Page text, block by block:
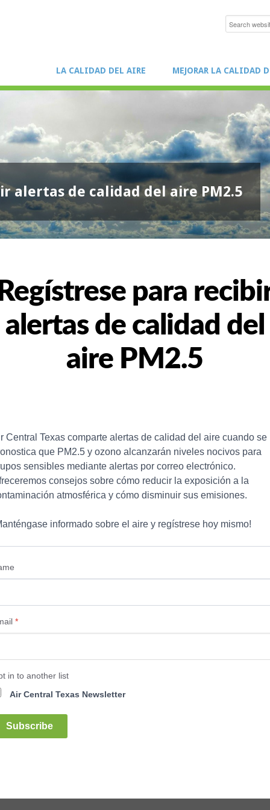
LA CALIDAD DEL AIRE MEJORAR LA CALIDAD
alertas de calidad del aire PM2.5
Regístrese para
alertas de calidad del
aire PM2.5
Central Texas comparte alertas de calidad del aire cuando se
que PM2.5 y ozono alcanzarán niveles nocivos para
sensibles mediante alertas por correo electrónico.
consejos sobre cómo reducir la exposición a la
atmosférica y cómo disminuir sus emisiones.
informado sobre el aire y regístrese hoy mismo!
*
in to another list
Air Central Texas Newsletter
Subscribe